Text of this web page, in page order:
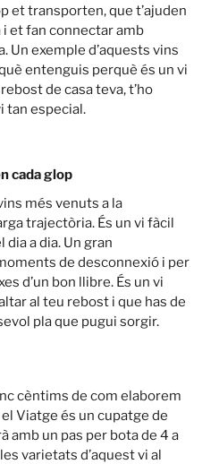
et transporten, que t’ajuden
i et fan connectar amb
Un exemple d’aquests vins
entenguis perquè és un vi
de casa teva, t’ho
tan especial.
cada glop
més venuts a la
trajectòria. És un vi fàcil
a dia. Un gran
de desconnexió i per
d’un bon llibre. És un vi
al teu rebost i que has de
pla que pugui sorgir.
cèntims de com elaborem
el Viatge és un cupatge de
amb un pas per bota de 4 a
varietats d’aquest vi al